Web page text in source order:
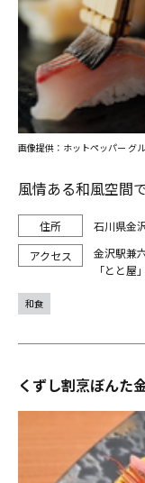
風情ある和風空間
石川県金
金沢駅兼
「とと屋
画像提供：ホットペッパー グ
和食
くずし割烹ぼんた